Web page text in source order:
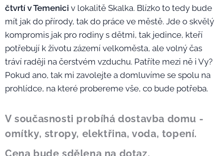
čtvrtí v Temenici v lokalitě Skalka. Blízko to tedy bude
mít jak do přírody, tak do práce ve městě. Jde o skvělý
kompromis jak pro rodiny s dětmi, tak jedince, kteří
potřebují k životu zázemí velkoměsta, ale volný čas
tráví raději na čerstvém vzduchu. Patříte mezi ně i Vy?
Pokud ano, tak mi zavolejte a domluvíme se spolu na
prohlídce, na které probereme vše, co bude potřeba.
V současnosti probíhá dostavba domu -
omítky, stropy, elektřina, voda, topení.
Cena bude sdělena na dotaz.